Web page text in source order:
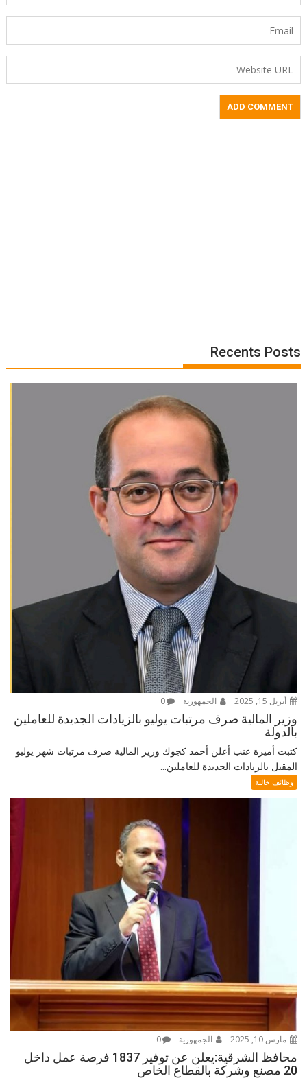
Recents Posts
أبريل 15, 2025 الجمهورية 0
وزير المالية صرف مرتبات يوليو بالزيادات الجديدة للعاملين
بالدولة
كتبت أميرة عنب أعلن أحمد كجوك وزير المالية صرف مرتبات شهر يوليو
المقبل بالزيادات الجديدة للعاملين...
وظائف خالية
مارس 10, 2025 الجمهورية 0
محافظ الشرقية:يعلن عن توفير 1837 فرصة عمل داخل
20 مصنع وشركة بالقطاع الخاص